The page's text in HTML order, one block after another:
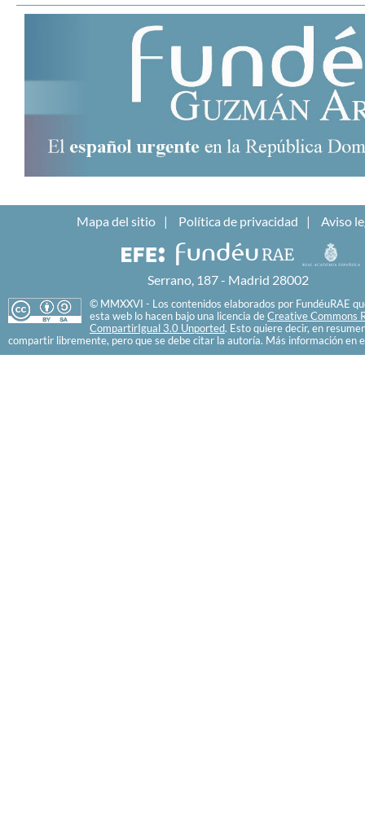
Mapa del sitio Política de privacidad Aviso
Serrano, 187 - Madrid 28002
© MMXXVI - Los contenidos elaborados por FundéuRAE
esta web lo hacen bajo una licencia de Creative Commons
CompartirIgual 3.0 Unported. Esto quiere decir, en
compartir libremente, pero que se debe citar la autoría. Más información en